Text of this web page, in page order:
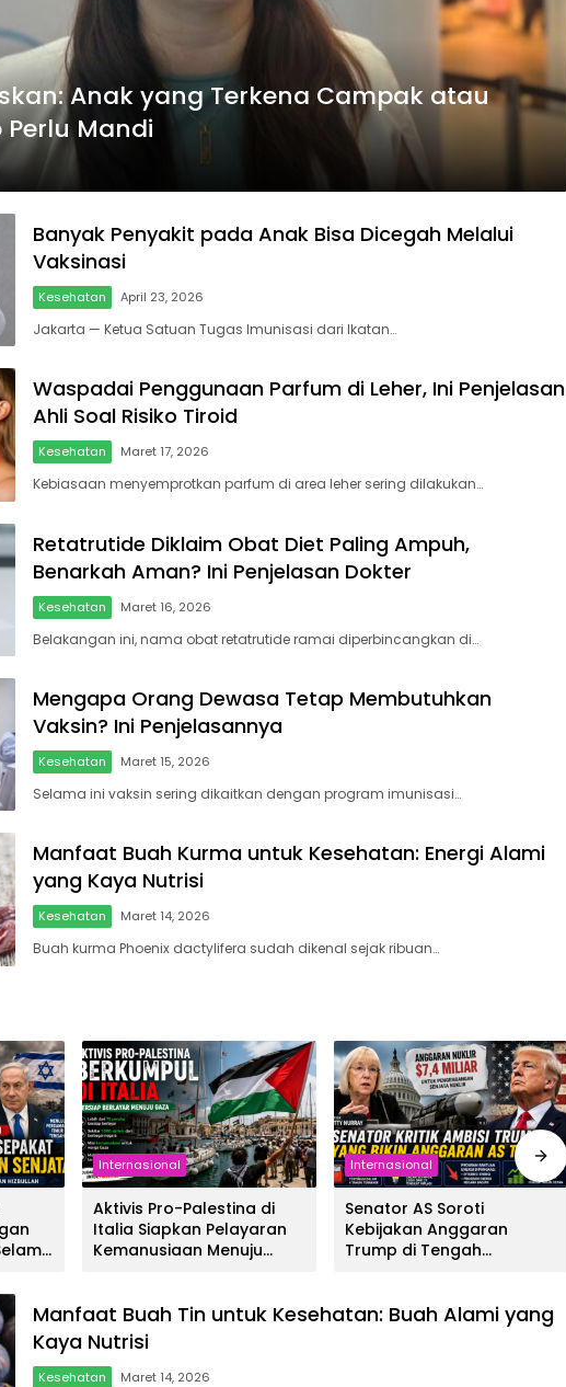
Anak yang Terkena Campak atau
Mandi
Banyak Penyakit pada Anak Bisa Dicegah Melalui
Vaksinasi
Kesehatan April 23, 2026
Jakarta — Ketua Satuan Tugas Imunisasi dari Ikatan…
Waspadai Penggunaan Parfum di Leher, Ini Penjelasan
Ahli Soal Risiko Tiroid
Kesehatan Maret 17, 2026
Kebiasaan menyemprotkan parfum di area leher sering dilakukan…
Retatrutide Diklaim Obat Diet Paling Ampuh,
Benarkah Aman? Ini Penjelasan Dokter
Kesehatan Maret 16, 2026
Belakangan ini, nama obat retatrutide ramai diperbincangkan di…
Mengapa Orang Dewasa Tetap Membutuhkan
Vaksin? Ini Penjelasannya
Kesehatan Maret 15, 2026
Selama ini vaksin sering dikaitkan dengan program imunisasi…
Manfaat Buah Kurma untuk Kesehatan: Energi Alami
yang Kaya Nutrisi
Kesehatan Maret 14, 2026
Buah kurma Phoenix dactylifera sudah dikenal sejak ribuan…
Internasional
Aktivis Pro-Palestina di
Italia Siapkan Pelayaran
Kemanusiaan Menuju
Internasional
Senator AS Soroti
Kebijakan Anggaran
Trump di Tengah
Manfaat Buah Tin untuk Kesehatan: Buah Alami yang
Kaya Nutrisi
Kesehatan Maret 14, 2026